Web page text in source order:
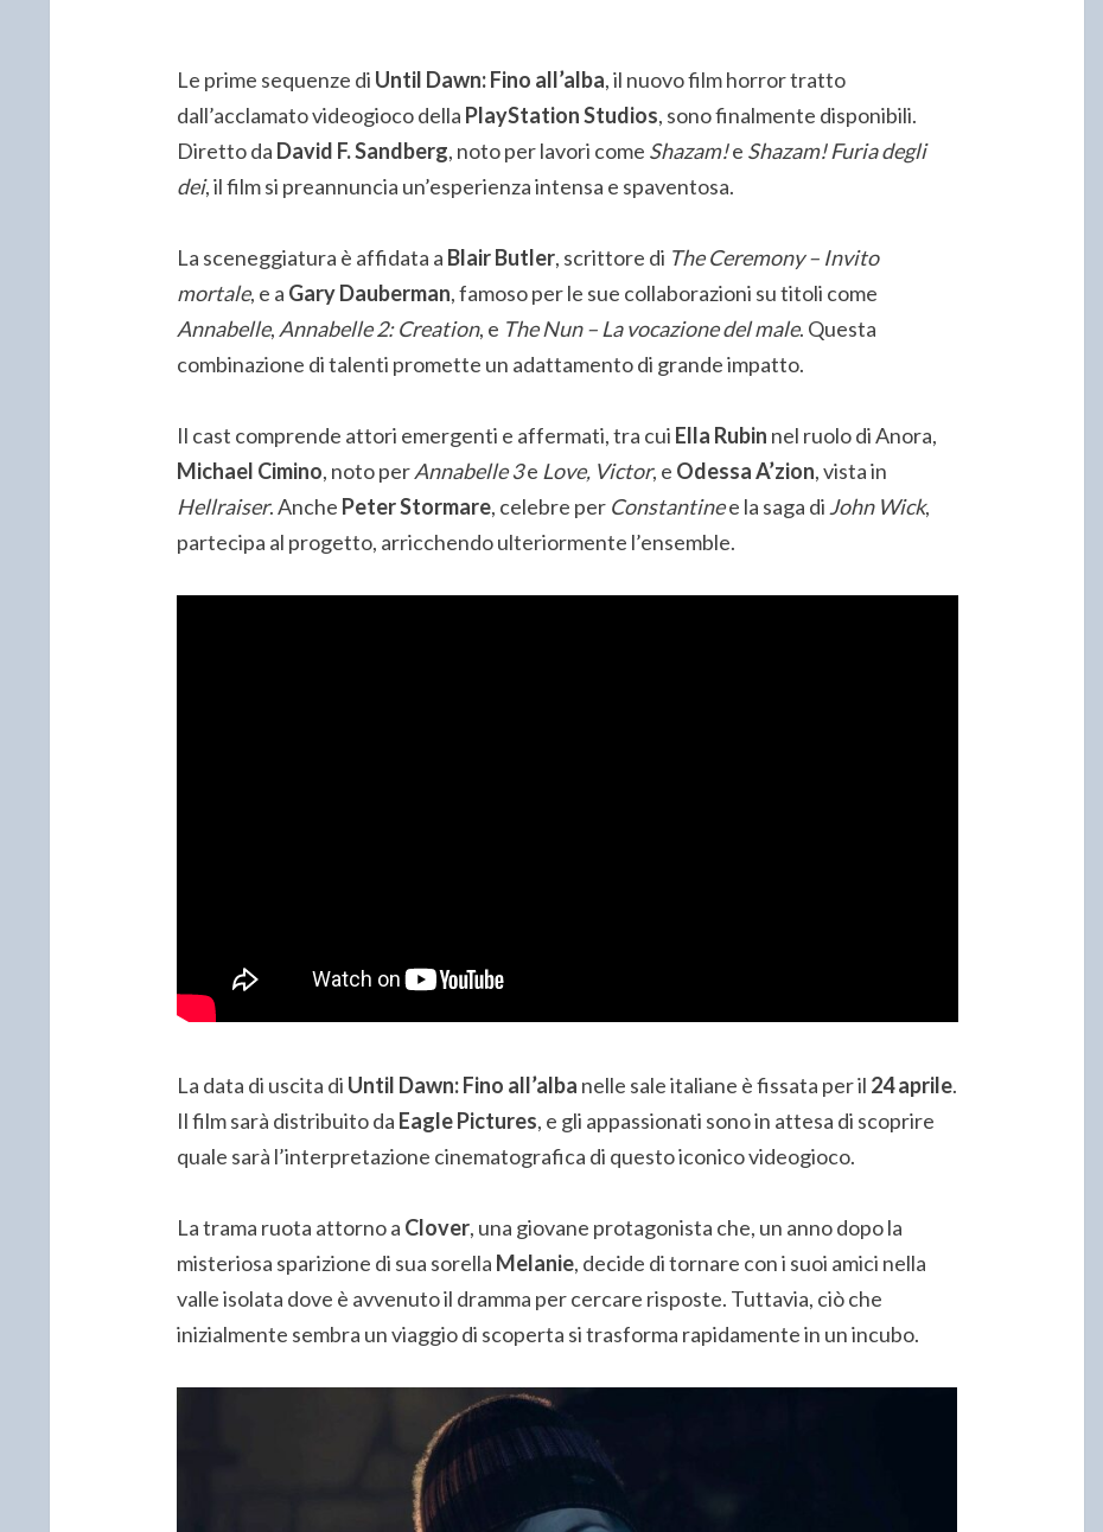
Le prime sequenze di Until Dawn: Fino all’alba, il nuovo film horror tratto
dall’acclamato videogioco della PlayStation Studios, sono finalmente disponibili.
Diretto da David F. Sandberg, noto per lavori come Shazam!e Shazam! Furia degli
dei, il film si preannuncia un’esperienza intensa e spaventosa.
La sceneggiatura è affidata a Blair Butler, scrittore di The Ceremony – Invito
mortale, e a Gary Dauberman, famoso per le sue collaborazioni su titoli come
Annabelle, Annabelle 2: Creation, e The Nun – La vocazione del male. Questa
combinazione di talenti promette un adattamento di grande impatto.
Il cast comprende attori emergenti e affermati, tra cui Ella Rubin nel ruolo di Anora,
Michael Cimino, noto perAnnabelle 3e Love, Victor, e Odessa A’zion, vista in
Hellraiser. Anche Peter Stormare, celebre per Constantinee la saga di John Wick,
partecipa al progetto, arricchendo ulteriormente l’ensemble.
La data di uscita di Until Dawn: Fino all’alba nelle sale italiane è fissata per il 24 aprile.
Il film sarà distribuito da Eagle Pictures, e gli appassionati sono in attesa di scoprire
quale sarà l’interpretazione cinematografica di questo iconico videogioco.
La trama ruota attorno a Clover, una giovane protagonista che, un anno dopo la
misteriosa sparizione di sua sorella Melanie, decide di tornare con i suoi amici nella
valle isolata dove è avvenuto il dramma per cercare risposte. Tuttavia, ciò che
inizialmente sembra un viaggio di scoperta si trasforma rapidamente in un incubo.